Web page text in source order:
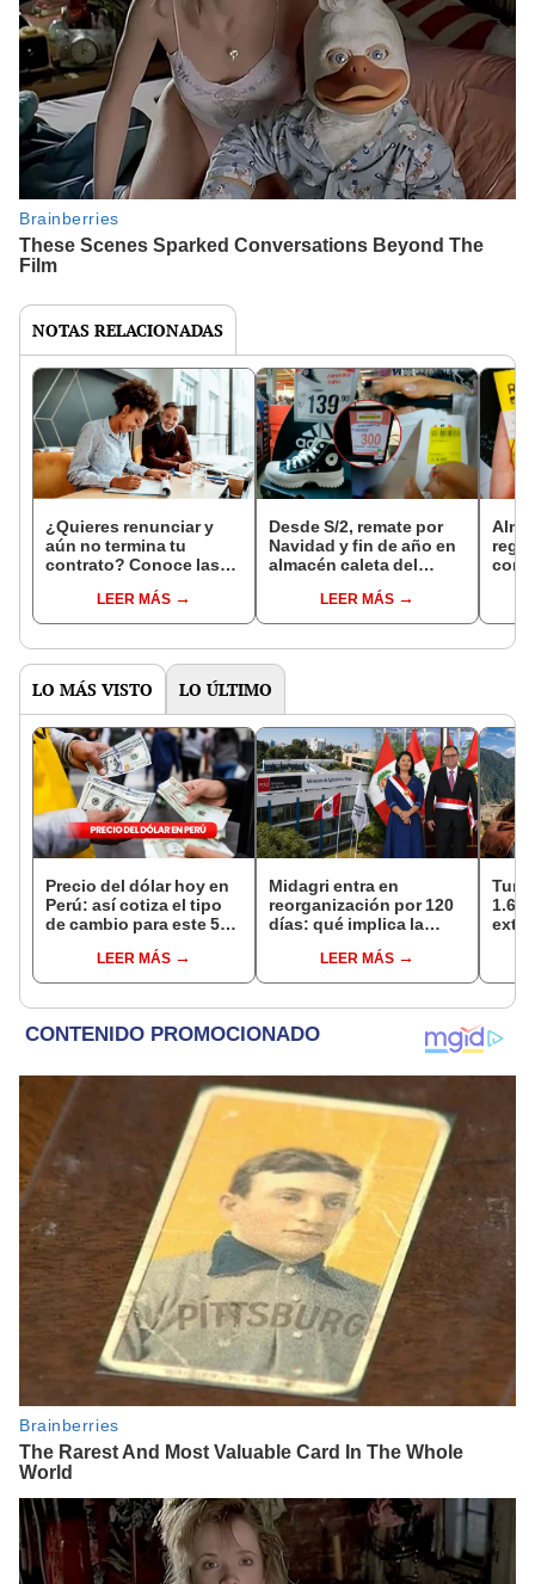
NOTAS RELACIONADAS
¿Quieres renunciar y
aún no termina tu
contrato? Conoce las
tu trabajo antes de
tiempo
LEER MÁS
Desde S/2, remate por
Navidad y fin de año en
almacén caleta del
calzado y
electrodomésticos
LEER MÁS
S/9
LO MÁS VISTO LO ÚLTIMO
Precio del dólar hoy en
Perú: así cotiza el tipo
de cambio para este 5
LEER MÁS
Midagri entra en
reorganización por 120
días: qué implica la
podrían venir
LEER MÁS
1.62